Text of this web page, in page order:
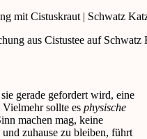
aus Cistustee auf Schwatz
gerade gefordert wird, eine
sollte es physische
machen mag, keine
zuhause zu bleiben, führt